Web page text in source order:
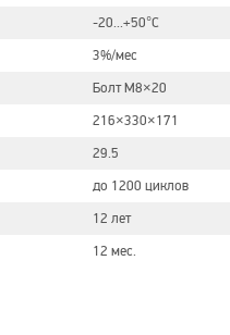
-20...+50°C
3%/мес
Болт М8×20
216×330×171
29.5
до 1200 циклов
12 лет
12 мес.